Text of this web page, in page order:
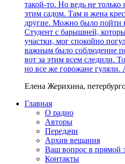
такой-то. Но ведь не только
этим садом. Там и жена
другие. Можно было пойти
Студент с барышней,
участки, мог спокойно
важным было соблюдение
вот за этим всем следили.
но все же горожане
Елена Жерихина,
Главная
О радио
Авторы
Передачи
Архив вещания
Ваш вопрос в прямой
Контакты